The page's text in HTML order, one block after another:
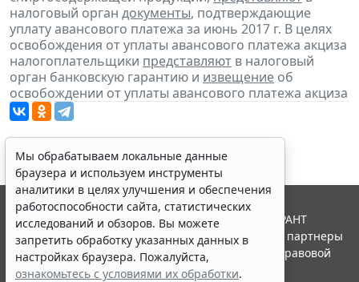
налоговый орган документы, подтверждающие
уплату авансового платежа за июнь 2017 г. В целях
освобождения от уплаты авансового платежа акциза
налогоплательщики представляют в налоговый
орган банковскую гарантию и извещение об
освобождении от уплаты авансового платежа акциза
Мы обрабатываем локальные данные
браузера и используем инструменты
аналитики в целях улучшения и обеспечения
работоспособности сайта, статистических
исследований и обзоров. Вы можете
запретить обработку указанных данных в
настройках браузера. Пожалуйста,
ознакомьтесь с условиями их обработки.
© ООО "НПП "ГАРАНТ-СЕРВИС", 2026. Система ГАРАНТ
выпускается с 1990 года. Компания "Гарант" и ее партнеры
являются участниками Российской ассоциации правовой
информации ГАРАНТ.